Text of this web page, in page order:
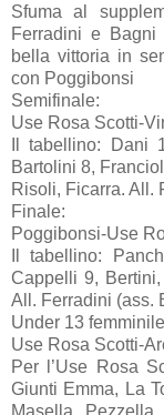
Sfuma al
Ferradini e
bella vittoria in
con Poggibonsi
Semifinale:
Use Rosa Scotti-
Il tabellino: Dani
Bartolini 8,
Risoli, Ficarra. All.
Finale:
Poggibonsi-Use
Il tabellino:
Cappelli 9,
All. Ferradini (ass.
Under 13 femminile
Use Rosa Scotti-
Per l’Use Rosa
Giunti Emma, La
Masella,